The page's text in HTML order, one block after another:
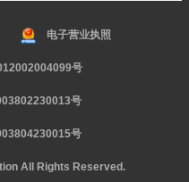
电子营业执照
号
号
号
All Rights Reserved.